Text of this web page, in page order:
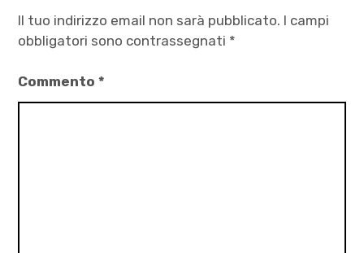
Armenante
,
Marinelli
,
Il tuo indirizzo email non sarà pubblicato. I campi
obbligatori sono contrassegnati *
Commento*